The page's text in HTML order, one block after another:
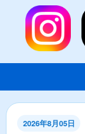
2026年8月05日